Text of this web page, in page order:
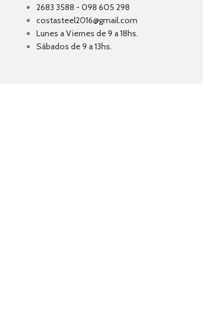
2683 3588 - 098 605 298
costasteel2016@gmail.com
Lunes a Viernes de 9 a 18hs.
Sábados de 9 a 13hs.